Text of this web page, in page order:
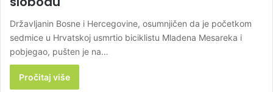
Državljanin Bosne i Hercegovine, osumnjičen da je početkom
sedmice u Hrvatskoj usmrtio biciklistu Mladena Mesareka i
pobjegao, pušten je na…
Pročitaj više